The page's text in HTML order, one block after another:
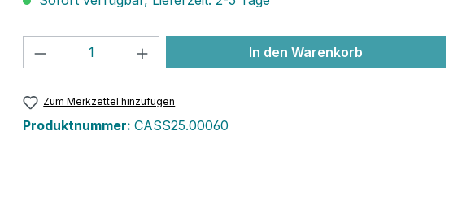
Produkt Anzahl: Gib den gewünschten Wert
In den Warenkorb
Zum Merkzettel hinzufügen
Produktnummer: CASS25.00060